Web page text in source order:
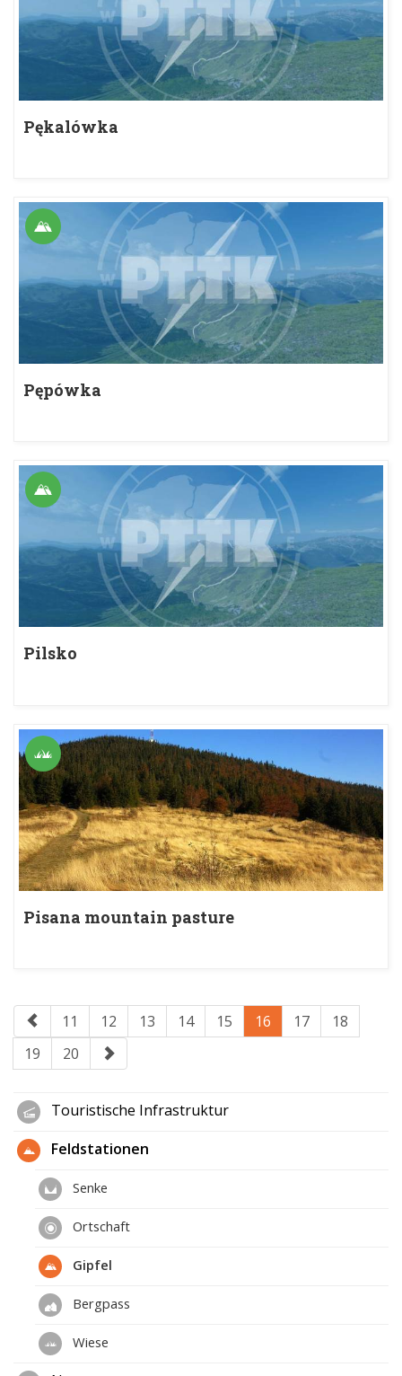
Pękalówka
Pępówka
Pilsko
Pisana mountain pasture
11 12 13 14 15 16 17
18
19
20
Touristische Infrastruktur
Feldstationen
Senke
Ortschaft
Gipfel
Bergpass
Wiese